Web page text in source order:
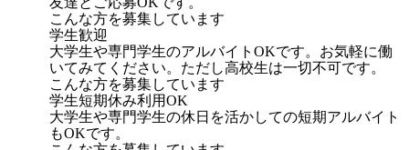
こんな方を募集しています
学生歓迎
大学生や専門学生のアルバイトOKです。お気軽に働
いてみてください。ただし高校生は一切不可です。
こんな方を募集しています
学生短期休み利用OK
大学生や専門学生の休日を活かしての短期アルバイト
もOKです。